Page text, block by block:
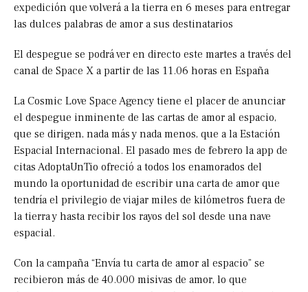
expedición que volverá a la tierra en 6 meses para entregar
las dulces palabras de amor a sus destinatarios
El despegue se podrá ver en directo este martes a través del
canal de Space X a partir de las 11.06 horas en España
La Cosmic Love Space Agency tiene el placer de anunciar
el despegue inminente de las cartas de amor al espacio,
que se dirigen, nada más y nada menos, que a la Estación
Espacial Internacional. El pasado mes de febrero la app de
citas AdoptaUnTio ofreció a todos los enamorados del
mundo la oportunidad de escribir una carta de amor que
tendría el privilegio de viajar miles de kilómetros fuera de
la tierra y hasta recibir los rayos del sol desde una nave
espacial.
Con la campaña “Envía tu carta de amor al espacio” se
recibieron más de 40.000 misivas de amor, lo que